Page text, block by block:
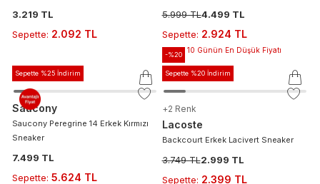
3.219 TL
Sepette: 2.092 TL
5.999 TL4.499 TL
Sepette: 2.924 TL
Son 10 Günün En Düşük Fiyatı
Sepette %25 İndirim
Saucony
Saucony Peregrine 14 Erkek Kırmızı
Sneaker
7.499 TL
Sepette: 5.624 TL
-%20
Sepette %20 İndirim
+2 Renk
Lacoste
Backcourt Erkek Lacivert Sneaker
3.749 TL2.999 TL
Sepette: 2.399 TL